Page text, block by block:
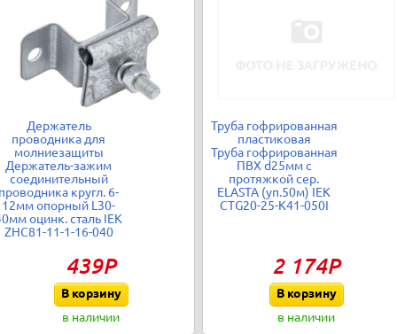
Держатель
проводника для
молниезащиты
Держатель-зажим
соединительный
кругл. 6-
12мм опорный L30-
оцинк. сталь IEK
ZHC81-11-1-16-040
439Р
В корзину
в наличии
Труба гофрированная
пластиковая
Труба гофрированная
ПВХ d25мм с
протяжкой сер.
ELASTA (уп.50м) IEK
CTG20-25-K41-050I
2 174Р
В корзину
в наличии